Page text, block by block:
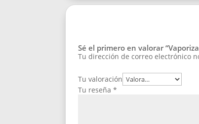
Sé el primero en valorar
Tu dirección de correo electrónico
Tu valoración
Tu reseña *